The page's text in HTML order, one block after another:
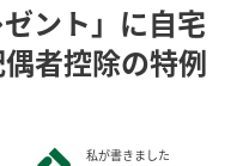
ント」に自宅
者控除の特例
私が書きました